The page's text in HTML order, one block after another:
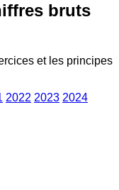
bruts
et les principes
2022 2023 2024